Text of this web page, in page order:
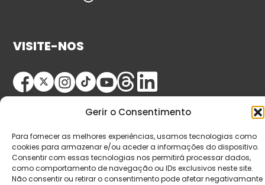
Gerir o Consentimento
Para fornecer as melhores experiências, usamos tecnologias como
cookies para armazenar e/ou aceder a informações do dispositivo.
Consentir com essas tecnologias nos permitirá processar dados,
como comportamento de navegação ou IDs exclusivos neste site.
Não consentir ou retirar o consentimento pode afetar negativamante
VISITE-NOS
© Copyright 2026 Saída de Emergência. Todos os
direitos reservados.